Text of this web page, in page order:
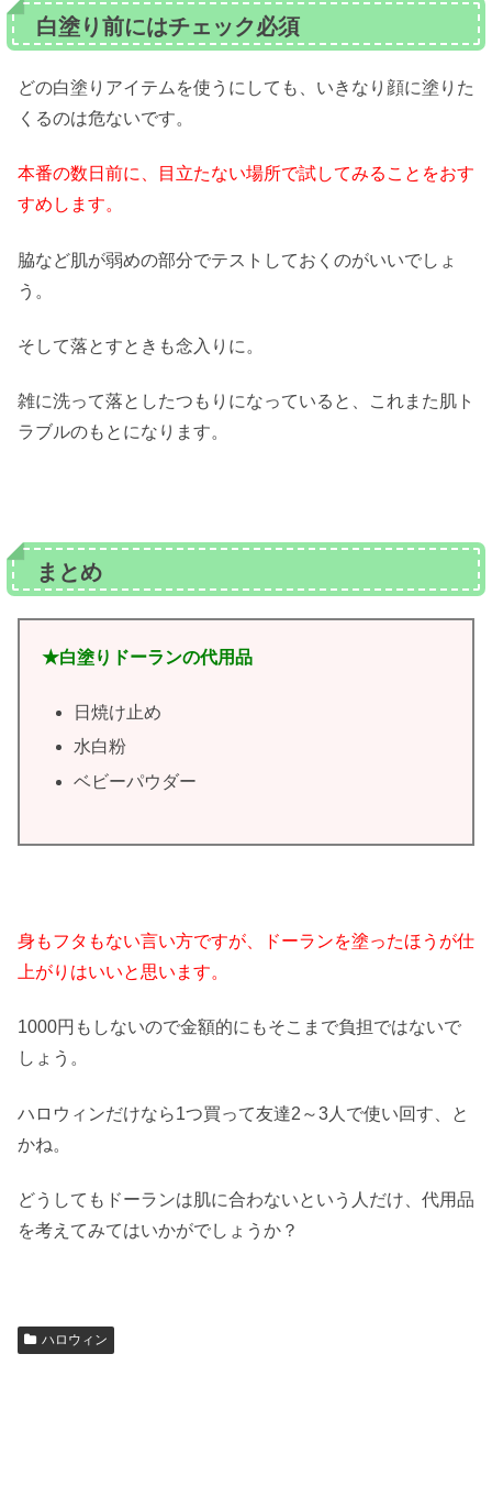
白塗り前にはチェック必須
どの白塗りアイテムを使うにしても、いきなり顔に塗りた
くるのは危ないです。
本番の数日前に、目立たない場所で試してみることをおす
すめします。
脇など肌が弱めの部分でテストしておくのがいいでしょ
う。
そして落とすときも念入りに。
雑に洗って落としたつもりになっていると、これまた肌ト
ラブルのもとになります。
まとめ
★白塗りドーランの代用品
日焼け止め
水白粉
ベビーパウダー
身もフタもない言い方ですが、ドーランを塗ったほうが仕
上がりはいいと思います。
1000円もしないので金額的にもそこまで負担ではないで
しょう。
ハロウィンだけなら1つ買って友達2～3人で使い回す、と
かね。
どうしてもドーランは肌に合わないという人だけ、代用品
を考えてみてはいかがでしょうか？
ハロウィン